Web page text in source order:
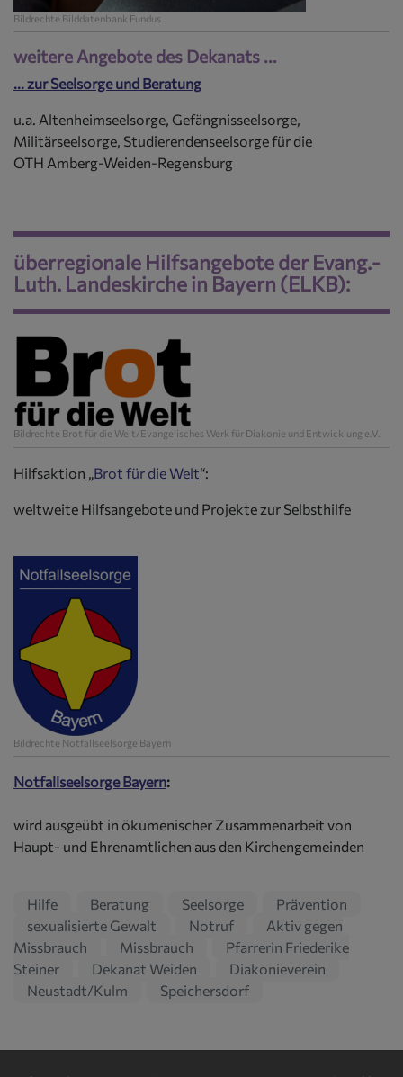
Bildrechte Bilddatenbank Fundus
weitere Angebote des Dekanats ...
... zur Seelsorge und Beratung
u.a. Altenheimseelsorge, Gefängnisseelsorge,
Militärseelsorge, Studierendenseelsorge für die
OTH Amberg-Weiden-Regensburg
überregionale Hilfsangebote der Evang.-
Luth. Landeskirche in Bayern (ELKB):
Bildrechte Brot für die Welt/Evangelisches Werk für Diakonie und Entwicklung e.V.
Hilfsaktion Brot für die Welt“:
weltweite Hilfsangebote und Projekte zur Selbsthilfe
Bildrechte Notfallseelsorge Bayern
Notfallseelsorge Bayern:
wird ausgeübt in ökumenischer Zusammenarbeit von
Haupt- und Ehrenamtlichen aus den Kirchengemeinden
Hilfe Beratung Seelsorge
Prävention
sexualisierte Gewalt
Notruf
Aktiv gegen
Missbrauch
Missbrauch
Pfarrerin Friederike
Steiner
Dekanat Weiden
Diakonieverein
Neustadt/Kulm
Speichersdorf